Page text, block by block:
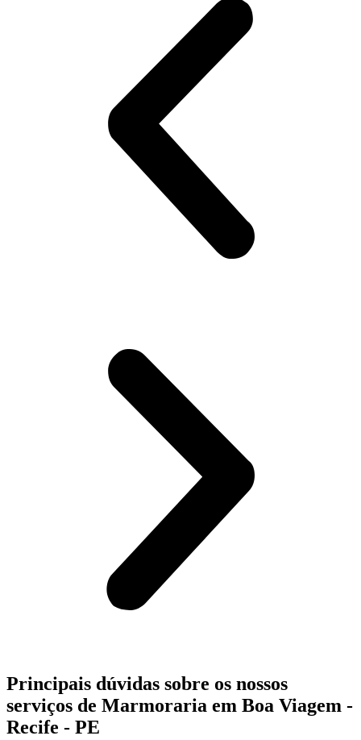
Principais dúvidas sobre os nossos
serviços de Marmoraria em Boa Viagem -
Recife - PE